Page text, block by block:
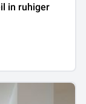
in ruhiger